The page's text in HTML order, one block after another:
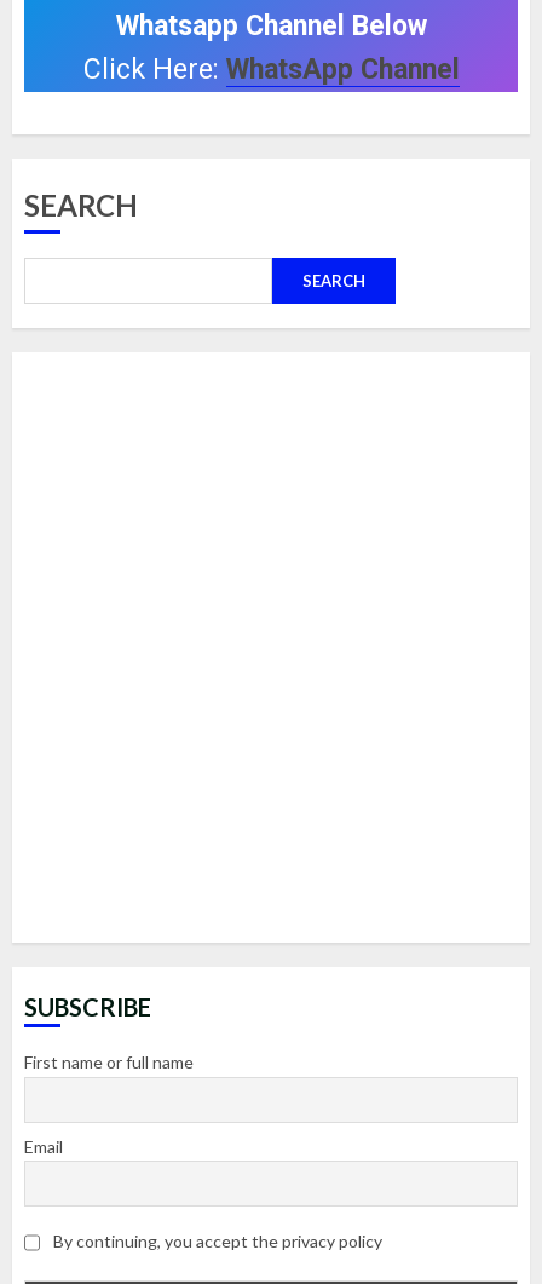
Whatsapp Channel Below
Click Here: WhatsApp Channel
SEARCH
SEARCH
SUBSCRIBE
First name or full name
Email
By continuing, you accept the privacy policy